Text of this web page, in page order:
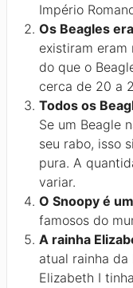
Império
Os Beagles
existiram eram
do que o
cerca de 20 a
Todos os
Se um Beagle
seu rabo, isso
pura. A
variar.
O Snoopy é
famosos do
A rainha
atual rainha da
Elizabeth I